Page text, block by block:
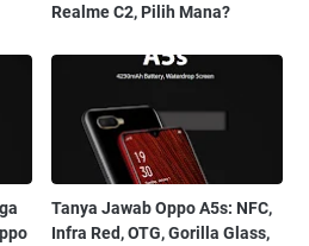
Realme C2, Pilih Mana?
Tanya Jawab Oppo A5s: NFC,
Infra Red, OTG, Gorilla Glass,